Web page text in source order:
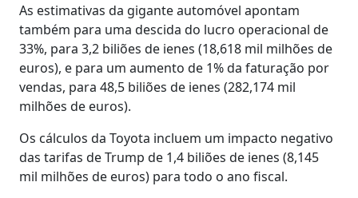
As estimativas da gigante automóvel apontam
também para uma descida do lucro operacional de
33%, para 3,2 biliões de ienes (18,618 mil milhões de
euros), e para um aumento de 1% da faturação por
vendas, para 48,5 biliões de ienes (282,174 mil
milhões de euros).
Os cálculos da Toyota incluem um impacto negativo
das tarifas de Trump de 1,4 biliões de ienes (8,145
mil milhões de euros) para todo o ano fiscal.